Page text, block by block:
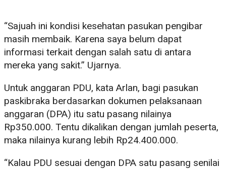
“Sajuah ini kondisi kesehatan pasukan pengibar
masih membaik. Karena saya belum dapat
informasi terkait dengan salah satu di antara
mereka yang sakit.” Ujarnya.
Untuk anggaran PDU, kata Arlan, bagi pasukan
paskibraka berdasarkan dokumen pelaksanaan
anggaran (DPA) itu satu pasang nilainya
Rp350.000. Tentu dikalikan dengan jumlah peserta,
maka nilainya kurang lebih Rp24.400.000.
“Kalau PDU sesuai dengan DPA satu pasang senilai